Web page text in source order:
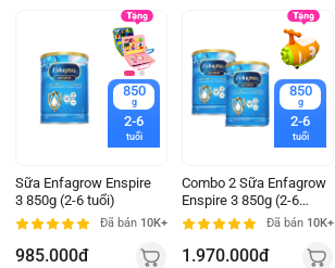
850
g
2-6
tuổi
Sữa Enfagrow Enspire
3 850g (2-6 tuổi)
Đã bán 10K+
985.000đ
850
g
2-6
tuổi
Combo 2 Sữa Enfagrow
Enspire 3 850g (2-6
tuổi)
Đã bán 10K+
1.970.000đ